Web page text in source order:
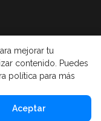
mejorar tu
contenido. Puedes
política para más
Aceptar